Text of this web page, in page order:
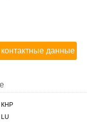
контактные данные
КНР
LU